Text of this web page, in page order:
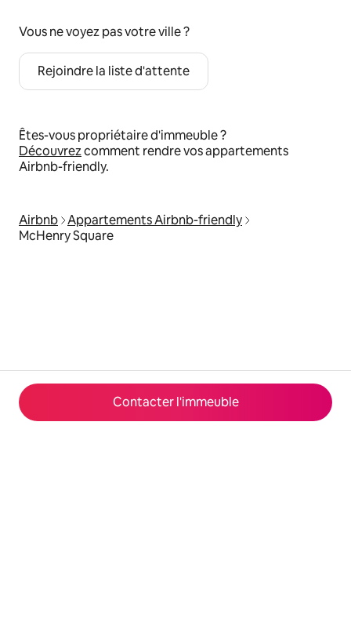
Contacter l'immeuble
Vous ne voyez pas votre ville ?
Rejoindre la liste d'attente
Êtes-vous propriétaire d'immeuble ?
Découvrezcomment rendre vos appartements
Airbnb-friendly.
Airbnb Appartements Airbnb-friendly
McHenry Square